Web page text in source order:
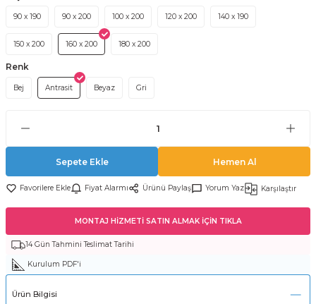
90 x 190 90 x 200 100 x 200 120 x 200 140 x 190
150 x 200 160 x 200 180 x 200
Renk
Bej Antrasit Beyaz Gri
Sepete Ekle Hemen Al
Fiyat Alarmı Ürünü Paylaş Yorum Yaz Karşılaştır
MONTAJ HİZMETİ SATIN ALMAK İÇİN TIKLA
14 Gün Tahmini Teslimat Tarihi
Kurulum PDF'i
Ürün Bilgisi